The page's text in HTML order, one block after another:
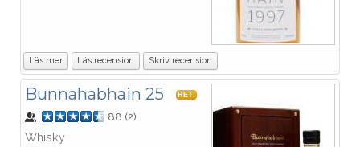
Läs mer Läs recension Skriv recension
Bunnahabhain 25 HET!
88 (2)
Whisky